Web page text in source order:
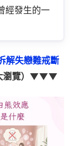
經發生的一
解失戀難戒斷
瀏覽）▼▼▼